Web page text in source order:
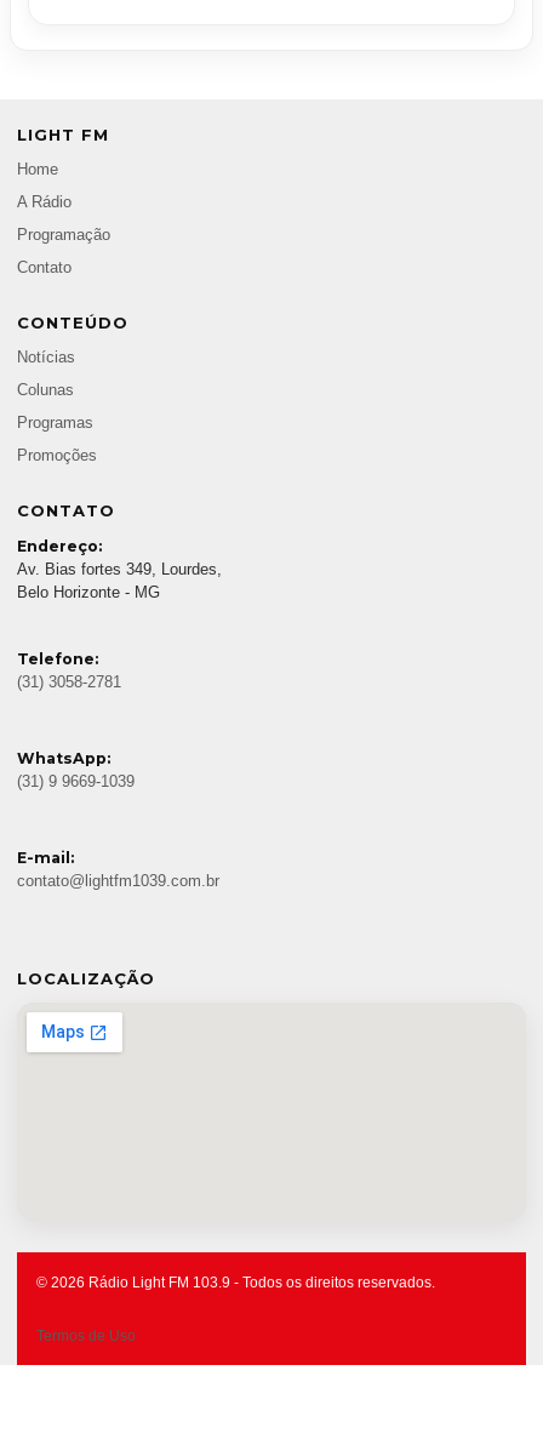
LIGHT FM
Home
A Rádio
Programação
Contato
CONTEÚDO
Notícias
Colunas
Programas
Promoções
CONTATO
Endereço:
Av. Bias fortes 349, Lourdes,
Belo Horizonte - MG
Telefone:
(31) 3058-2781
WhatsApp:
(31) 9 9669-1039
E-mail:
contato@lightfm1039.com.br
LOCALIZAÇÃO
© 2026 Rádio Light FM 103.9 - Todos os direitos reservados.
Termos de Uso